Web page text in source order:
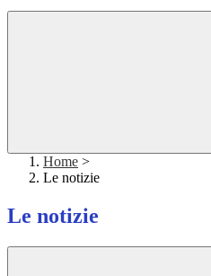
Home >
Le notizie
Le notizie